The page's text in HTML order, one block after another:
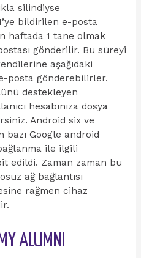
silindiyse
bildirilen e-posta
haftada 1 tane olmak
gönderilir. Bu süreyi
aşağıdaki
posta gönderebilirler.
destekleyen
hesabınıza dosya
Android six ve
Google android
ile ilgili
edildi. Zaman zaman bu
ağ bağlantısı
rağmen cihaz
ALUMNI